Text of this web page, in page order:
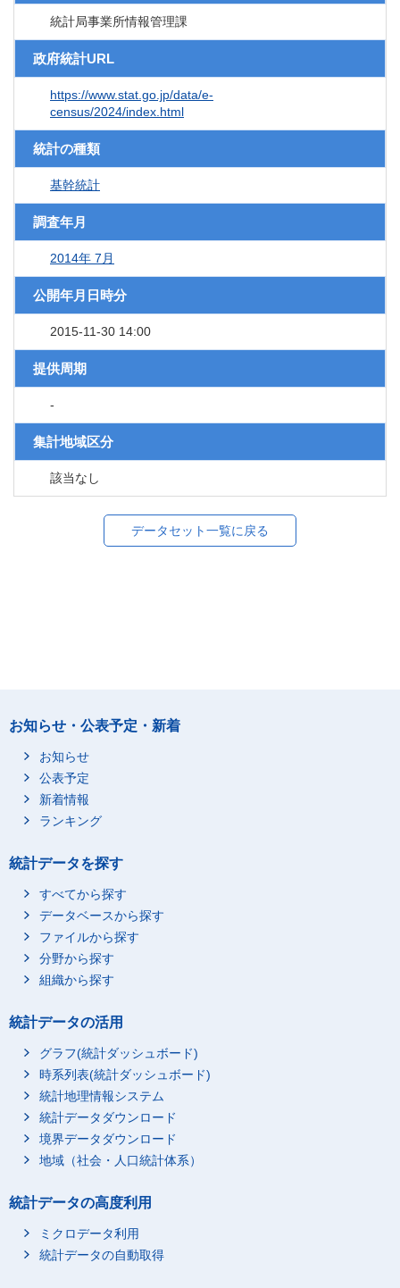
統計局事業所情報管理課
政府統計URL
https://www.stat.go.jp/data/e-
census/2024/index.html
統計の種類
基幹統計
調査年月
2014年 7月
公開年月日時分
2015-11-30 14:00
提供周期
-
集計地域区分
該当なし
データセット一覧に戻る
お知らせ・公表予定・新着
お知らせ
公表予定
新着情報
ランキング
統計データを探す
すべてから探す
データベースから探す
ファイルから探す
分野から探す
組織から探す
統計データの活用
グラフ(統計ダッシュボード)
時系列表(統計ダッシュボード)
統計地理情報システム
統計データダウンロード
境界データダウンロード
地域（社会・人口統計体系）
統計データの高度利用
ミクロデータ利用
統計データの自動取得